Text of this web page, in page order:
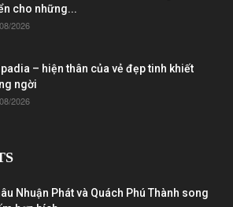
cho những...
2026
– hiện thân của vẻ đẹp tinh khiết
ngời
2026
Nhuận Phát và Quách Phú Thành song